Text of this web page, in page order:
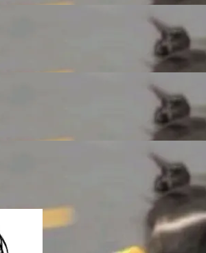
键变更，除非作者本身
次宇树科技战略配售对
管理计划。其中，Dee
修复多次传递同
导致拉取镜像时会拒绝包
旧版 Linux 内核...
会（IPMC）投票中获得
志着 Fluss 迈入新的发
能实现其作为“AI版维基百
处于待处理状态。 Groki
位为由人工智能生成内
克视为传统众包百科网站
的 Bean、写 R
、
注册 LocaleChangeInt
面增强 Iceberg：